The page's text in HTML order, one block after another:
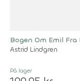
Bogen Om Emil Fra
Astrid Lindgren
På lager